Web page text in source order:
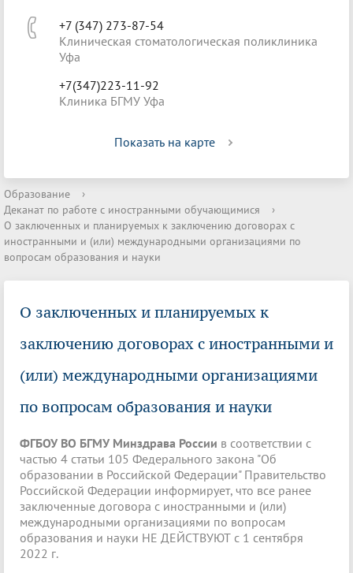
+7 (347) 273-87-54
Клиническая стоматологическая поликлиника
Уфа
+7(347)223-11-92
Клиника БГМУ Уфа
Показать на карте
Образование
›
Деканат по работе с иностранными обучающимися
›
О заключенных и планируемых к заключению договорах с
иностранными и (или) международными организациями по
вопросам образования и науки
О заключенных и планируемых к
заключению договорах с иностранными и
(или) международными организациями
по вопросам образования и науки
ФГБОУ ВО БГМУ Минздрава России в соответствии с
частью 4 статьи 105 Федерального закона "Об
образовании в Российской Федерации" Правительство
Российской Федерации информирует, что все ранее
заключенные договора с иностранными и (или)
международными организациями по вопросам
образования и науки НЕ ДЕЙСТВУЮТ с 1 сентября
2022 г.